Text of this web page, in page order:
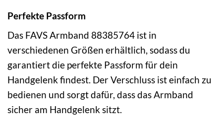
Perfekte Passform
Das FAVS Armband 88385764 ist in
verschiedenen Größen erhältlich, sodass du
garantiert die perfekte Passform für dein
Handgelenk findest. Der Verschluss ist einfach zu
bedienen und sorgt dafür, dass das Armband
sicher am Handgelenk sitzt.